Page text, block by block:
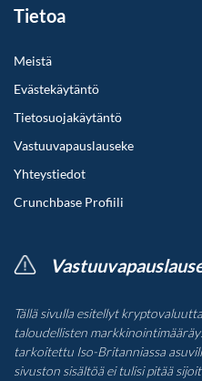
Tietoa
Meistä
Evästekäytäntö
Tietosuojakäytäntö
Vastuuvapauslauseke
Yhteystiedot
Crunchbase Profiili
Tällä sivulla esitellyt
taloudellisten
tarkoitettu Iso-Britanniassa
sivuston sisältöä ei tulisi pitää